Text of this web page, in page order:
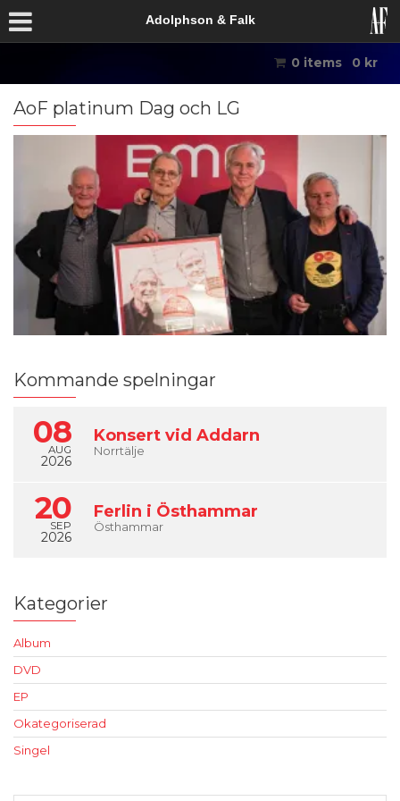
Adolphson & Falk
0 items 0 kr
AoF platinum Dag och LG
Kommande spelningar
08
AUG
2026
Konsert vid Addarn
Norrtälje
20
SEP
2026
Ferlin i Östhammar
Östhammar
Kategorier
Album
DVD
EP
Okategoriserad
Singel